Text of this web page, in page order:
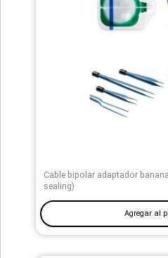
Cable bipolar adaptador
sealing)
Agregar al